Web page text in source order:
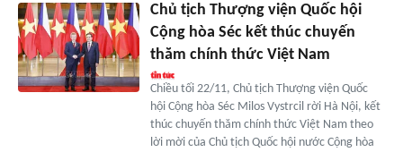
Chủ tịch Thượng viện Quốc hội
Cộng hòa Séc kết thúc chuyến
thăm chính thức Việt Nam
Chiều tối 22/11, Chủ tịch Thượng viện Quốc
hội Cộng hòa Séc Milos Vystrcil rời Hà Nội, kết
thúc chuyến thăm chính thức Việt Nam theo
lời mời của Chủ tịch Quốc hội nước Cộng hòa